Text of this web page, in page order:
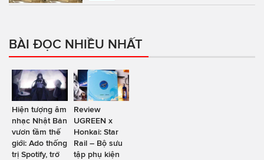
BÀI ĐỌC NHIỀU NHẤT
Hiện tượng âm
nhạc Nhật Bản
vươn tầm thế
giới: Ado thống
trị Spotify, trở
Review
UGREEN x
Honkai: Star
Rail – Bộ sưu
tập phụ kiện